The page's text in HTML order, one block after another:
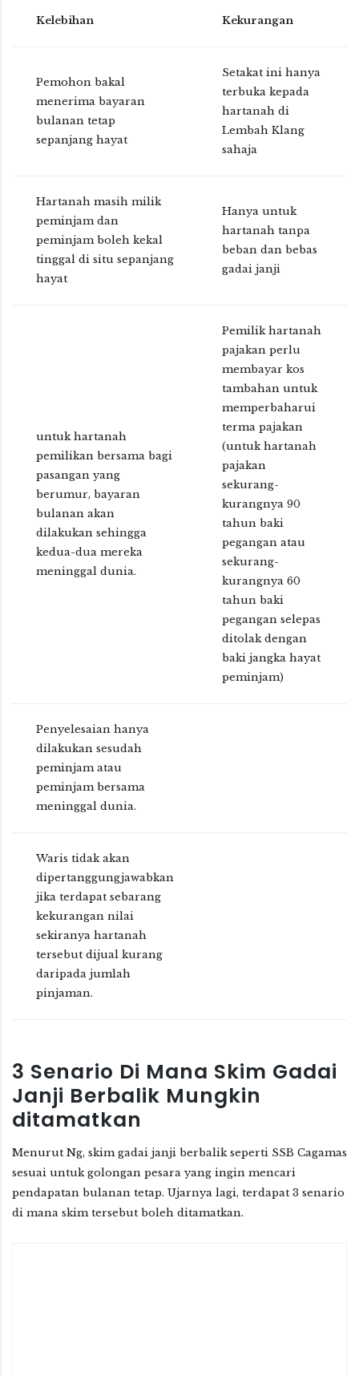
Kelebihan Kekurangan
Pemohon bakal
menerima bayaran
bulanan tetap
sepanjang hayat
Setakat ini hanya
terbuka kepada
hartanah di
Lembah Klang
sahaja
Hartanah masih milik
peminjam dan
peminjam boleh kekal
tinggal di situ sepanjang
hayat
Hanya untuk
hartanah tanpa
beban dan bebas
gadai janji
untuk hartanah
pemilikan bersama bagi
pasangan yang
berumur, bayaran
bulanan akan
dilakukan sehingga
kedua-dua mereka
meninggal dunia.
Pemilik hartanah
pajakan perlu
membayar kos
tambahan untuk
memperbaharui
terma pajakan
(untuk hartanah
pajakan
sekurang-
kurangnya 90
tahun baki
pegangan atau
sekurang-
kurangnya 60
tahun baki
pegangan selepas
ditolak dengan
baki jangka hayat
peminjam)
Penyelesaian hanya
dilakukan sesudah
peminjam atau
peminjam bersama
meninggal dunia.
Waris tidak akan
dipertanggungjawabkan
jika terdapat sebarang
kekurangan nilai
sekiranya hartanah
tersebut dijual kurang
daripada jumlah
pinjaman.
3 Senario Di Mana Skim Gadai
Janji Berbalik Mungkin
ditamatkan
Menurut Ng, skim gadai janji berbalik seperti SSB Cagamas
sesuai untuk golongan pesara yang ingin mencari
pendapatan bulanan tetap. Ujarnya lagi, terdapat 3 senario
di mana skim tersebut boleh ditamatkan.